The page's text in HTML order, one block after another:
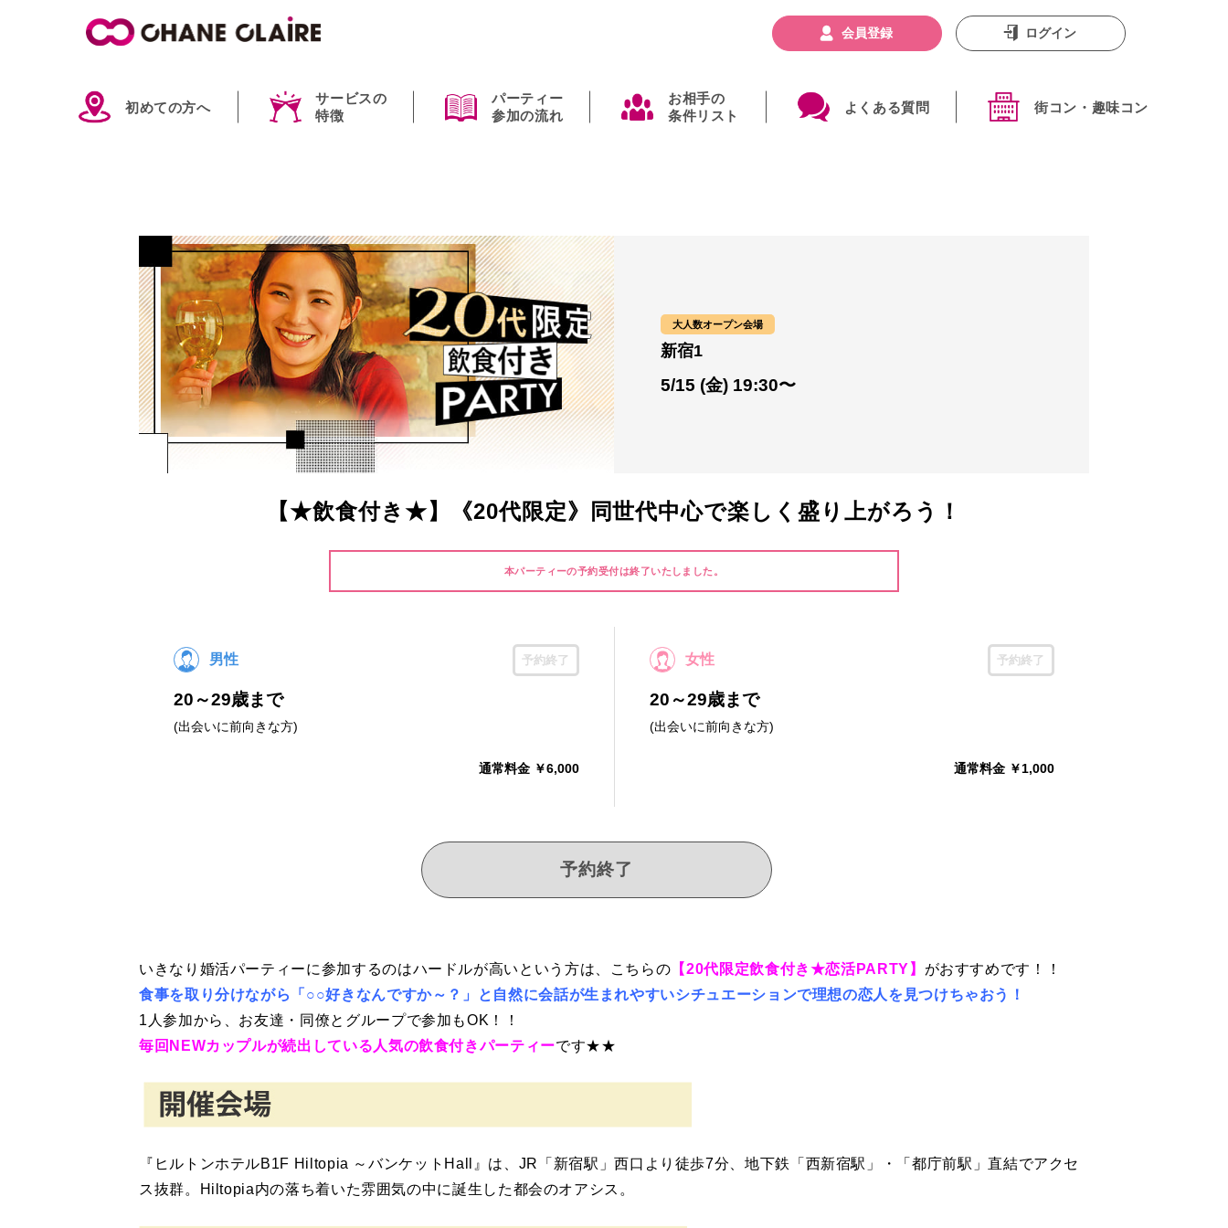
初めての方へ
サービスの
特徴
パーティー
参加の流れ
お相手の
条件リスト
よくある質問 街コン・趣味コン
会員登録 ログイン
5/15 (金) 19:30〜
大人数オープン会場
新宿1
【★飲食付き★】《20代限定》同世代中心で楽しく盛り上がろう！
本パーティーの予約受付は終了いたしました。
男性 予約終了
20～29歳まで
(出会いに前向きな方)
通常料金 ￥6,000
女性 予約終了
20～29歳まで
(出会いに前向きな方)
通常料金 ￥1,000
予約終了
いきなり婚活パーティーに参加するのはハードルが高いという方は、こちらの 【20代限定飲食付き★恋活PARTY】 がおすすめです！！
食事を取り分けながら「○○好きなんですか～？」と自然に会話が生まれやすいシチュエーションで理想の恋人を見つけちゃおう！
1人参加から、お友達・同僚とグループで参加もOK！！
毎回NEWカップルが続出している人気の飲食付きパーティーです★★
『ヒルトンホテルB1F Hiltopia ～バンケットHall』は、JR「新宿駅」西口より徒歩7分、地下鉄「西新宿駅」・「都庁前駅」直結でアクセ
ス抜群。Hiltopia内の落ち着いた雰囲気の中に誕生した都会のオアシス。